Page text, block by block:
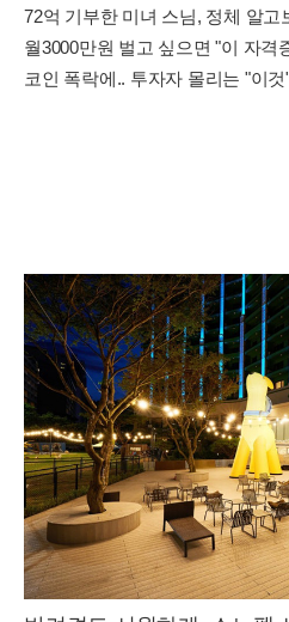
72억 기부한 미녀 스님, 정체 알고
월3000만원 벌고 싶으면 "이 자격
코인 폭락에.. 투자자 몰리는 "이